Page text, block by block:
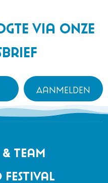
via onze
Team
Festival